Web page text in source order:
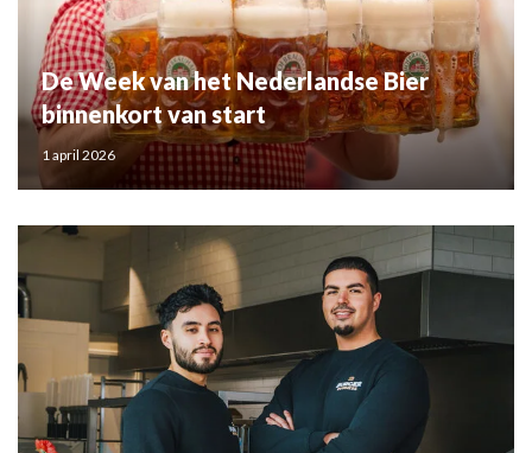
De Week van het Nederlandse Bier
binnenkort van start
1 april 2026